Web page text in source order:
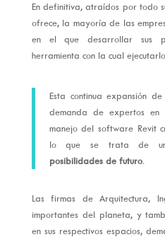
En definitiva, atraídos por todo
ofrece, la mayoría de las
en el que desarrollar sus
herramienta con la cual ejecutarlo.
Esta continua expansión
demanda de expertos
manejo del software Revit
lo que se trata de
posibilidades de futuro.
Las firmas de Arquitectura,
importantes del planeta, y
en sus respectivos espacios,